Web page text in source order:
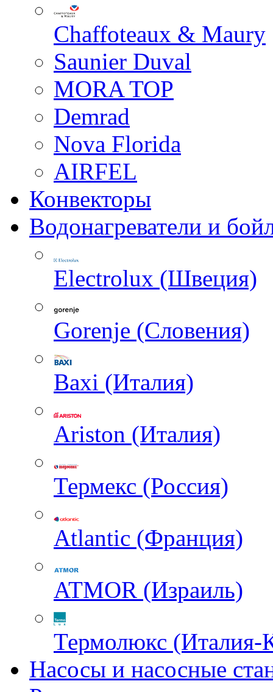
Chaffoteaux & Maury
Saunier Duval
MORA TOP
Demrad
Nova Florida
AIRFEL
Конвекторы
Водонагреватели и
Electrolux (Швеция)
Gorenje (Словения)
Baxi (Италия)
Ariston (Италия)
Термекс (Россия)
Atlantic (Франция)
ATMOR (Израиль)
Термолюкс (Италия-
Насосы и насосные